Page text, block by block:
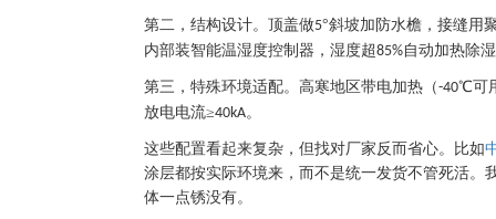
第二，结构设计。顶盖做5°斜坡加防水檐，接缝用
内部装智能温湿度控制器，湿度超85%自动加热除
第三，特殊环境适配。高寒地区带电加热（-40℃可
放电电流≥40kA。
这些配置看起来复杂，但找对厂家反而省心。比如
涂层都按实际环境来，而不是统一发货不管死活。
体一点锈没有。